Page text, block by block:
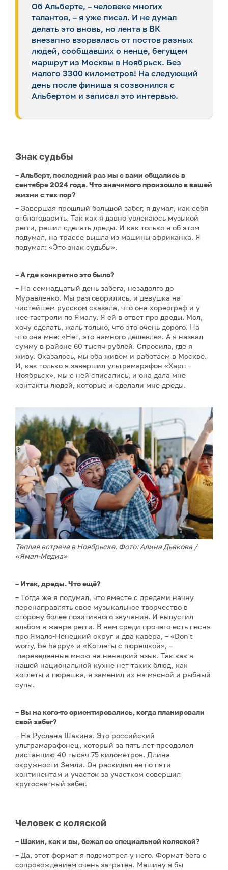
Об Альберте, – человеке многих
талантов, – я уже писал. И не думал
делать это вновь, но лента в ВК
внезапно взорвалась от постов разных
людей, сообщавших о ненце, бегущем
маршрут из Москвы в Ноябрьск. Без
малого 3300 километров! На следующий
день после финиша я созвонился с
Альбертом и записал это интервью.
Знак судьбы
– Альберт, последний раз мы с вами общались в
сентябре 2024 года. Что значимого произошло в вашей
жизни с тех пор?
– Завершая прошлый большой забег, я думал, как себя
отблагодарить. Так как я давно увлекаюсь музыкой
регги, решил сделать дреды. И как только я об этом
подумал, на трассе вышла из машины африканка. Я
подумал: «Это знак судьбы».
– А где конкретно это было?
– На семнадцатый день забега, незадолго до
Муравленко. Мы разговорились, и девушка на
чистейшем русском сказала, что она хореограф и у
нее гастроли по Ямалу. Я ей в ответ про дреды. Мол,
хочу сделать, жаль только, что это очень дорого. На
что она мне: «Нет, это намного дешевле». А я назвал
сумму в районе 60 тысяч рублей. Спросила, где я
живу. Оказалось, мы оба живем и работаем в Москве.
И, как только я завершил ультрамарафон «Харп –
Ноябрьск», мы с ней списались, и она дала мне
контакты людей, которые и сделали мне дреды.
Теплая встреча в Ноябрьске. Фото: Алина Дьякова /
«Ямал-Медиа»
– Итак, дреды. Что ещё?
– Тогда же я подумал, что вместе с дредами начну
перенаправлять свое музыкальное творчество в
сторону более позитивного звучания. И выпустил
альбом в жанре регги. В нем среди прочего есть песня
про Ямало-Ненецкий округ и два кавера, – «Don't
worry, be happy» и «Котлеты с пюрешкой», –
переведенные мною на ненецкий язык. Так как в
нашей национальной кухне нет таких блюд, как
котлеты и пюрешка, я заменил их на мясной и рыбный
супы.
– Вы на кого-то ориентировались, когда планировали
свой забег?
– На Руслана Шакина. Это российский
ультрамарафонец, который за пять лет преодолел
дистанцию 40 тысяч 75 километров. Длина
окружности Земли. Он раскидал ее по пяти
континентам и участок за участком совершил
кругосветный забег.
Человек с коляской
– Шакин, как и вы, бежал со специальной коляской?
– Да, этот формат я подсмотрел у него. Формат бега с
сопровождением очень затратен. Машину я бы